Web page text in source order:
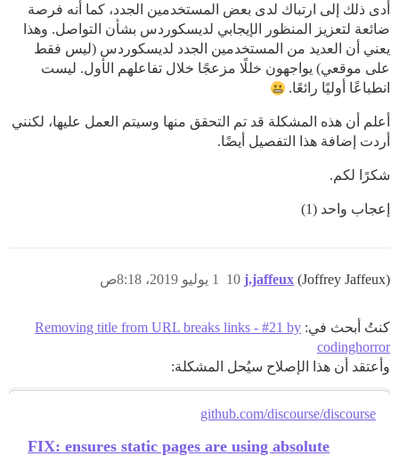
أدى ذلك إلى ارتباك لدى بعض المستخدمين الجدد، كما أنه فرصة
ضائعة لتعزيز المنظور الإيجابي لديسكوردس بشأن التواصل. وهذا
يعني أن العديد من المستخدمين الجدد لديسكوردس (ليس فقط
على موقعي) يواجهون خللًا مزعجًا خلال تفاعلهم الأول. ليست
انطباعًا أوليًا رائعًا.
أعلم أن هذه المشكلة قد تم التحقق منها وسيتم العمل عليها، لكنني
أردت إضافة هذا التفصيل أيضًا.
شكرًا لكم.
إعجاب واحد (1)
j.jaffeux (Joffrey Jaffeux) 1 يوليو 2019، 8:18ص 10
كنتُ أبحث في: Removing title from URL breaks links - #21 by
codinghorror
وأعتقد أن هذا الإصلاح سيُحل المشكلة:
github.com/discourse/discourse
FIX: ensures static pages are using absolute